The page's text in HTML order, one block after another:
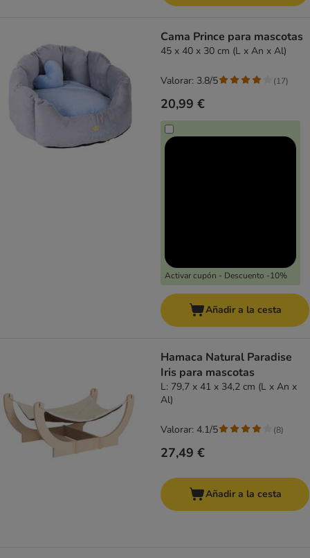
Cama Prince para mascotas
45 x 40 x 30 cm (L x An x Al)
20,99 €
Activar cupón - Descuento -10%
Valorar: 3.8/5 (17)
Añadir a la cesta
Hamaca Natural Paradise
Iris para mascotas
L: 79,7 x 41 x 34,2 cm (L x An x
Al)
27,49 €
Valorar: 4.1/5 (8)
Añadir a la cesta